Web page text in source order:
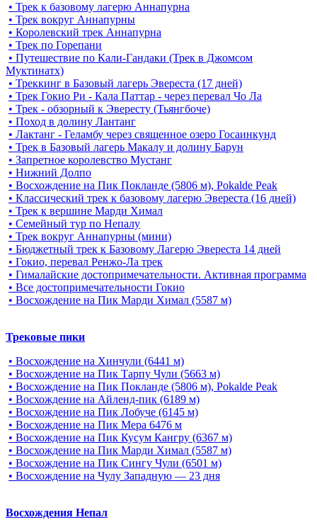
• Трек к базовому лагерю Аннапурна
• Трек вокруг Аннапурны
• Королевский трек Аннапурна
• Трек по Горепани
• Путешествие по Кали-Гандаки (Трек в Джомсом
Муктинатх)
• Треккинг в Базовый лагерь Эвереста (17 дней)
• Трек Гокио Ри - Кала Паттар - через перевал Чо Ла
• Трек - обзорный к Эвересту (Тьянгбоче)
• Поход в долину Лантанг
• Лактанг - Геламбу через священное озеро Госаинкунд
• Трек в Базовый лагерь Макалу и долину Барун
• Запретное королевство Мустанг
• Нижний Долпо
• Восхождение на Пик Покланде (5806 м), Pokalde Peak
• Классический трек к базовому лагерю Эвереста (16 дней)
• Трек к вершине Марди Химал
• Семейный тур по Непалу
• Трек вокруг Аннапурны (мини)
• Бюджетный трек к Базовому Лагерю Эвереста 14 дней
• Гокио, перевал Ренжо-Ла трек
• Гималайские достопримечательности. Активная программа
• Все достопримечательности Гокио
• Восхождение на Пик Марди Химал (5587 м)
Трековые пики
• Восхождение на Хинчули (6441 м)
• Восхождение на Пик Тарпу Чули (5663 м)
• Восхождение на Пик Покланде (5806 м), Pokalde Peak
• Восхождение на Айленд-пик (6189 м)
• Восхождение на Пик Лобуче (6145 м)
• Восхождение на Пик Мера 6476 м
• Восхождение на Пик Кусум Кангру (6367 м)
• Восхождение на Пик Марди Химал (5587 м)
• Восхождение на Пик Сингу Чули (6501 м)
• Восхождение на Чулу Западную — 23 дня
Восхождения Непал